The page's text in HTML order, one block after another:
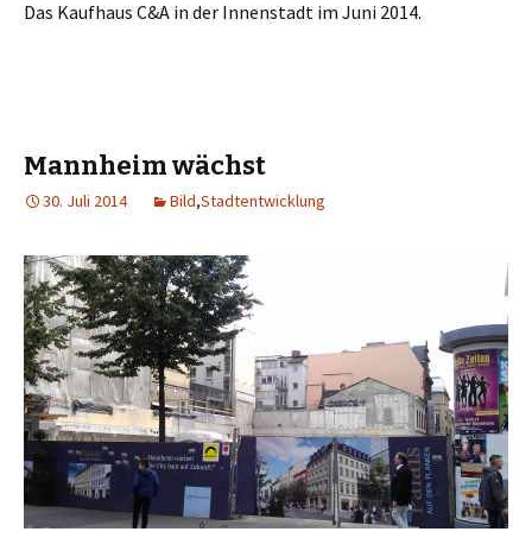
Das Kaufhaus C&A in der Innenstadt im Juni 2014.
Mannheim wächst
30. Juli 2014 Bild,Stadtentwicklung